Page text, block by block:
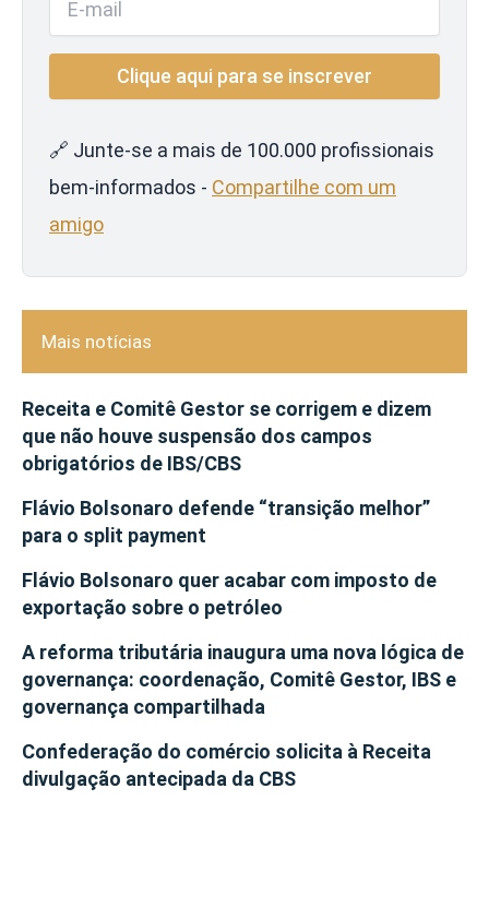
🔗 Junte-se a mais de 100.000 profissionais
bem-informados - Compartilhe com um
amigo
Mais notícias
Receita e Comitê Gestor se corrigem e dizem
que não houve suspensão dos campos
obrigatórios de IBS/CBS
Flávio Bolsonaro defende “transição melhor”
para o split payment
Flávio Bolsonaro quer acabar com imposto de
exportação sobre o petróleo
A reforma tributária inaugura uma nova lógica de
governança: coordenação, Comitê Gestor, IBS e
governança compartilhada
Confederação do comércio solicita à Receita
divulgação antecipada da CBS